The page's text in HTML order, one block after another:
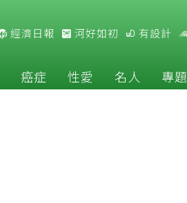
經濟日報 河好如初 有設計
癌症 性愛 名人 專題